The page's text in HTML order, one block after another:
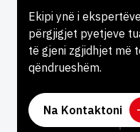
Ekipi ynë i
përgjigjet pyetjeve
të gjeni zgjidhjet më
qëndrueshëm.
Na Kontaktoni